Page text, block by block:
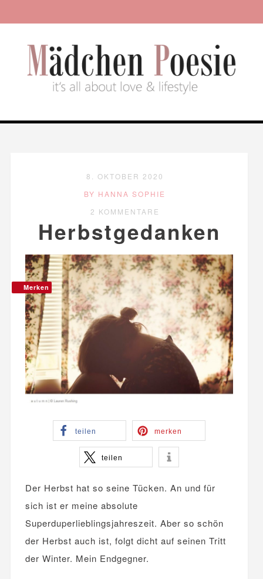
8. OKTOBER 2020
BY HANNA SOPHIE
2 KOMMENTARE
Herbstgedanken
teilen merken
teilen
Der Herbst hat so seine Tücken. An und für
sich ist er meine absolute
Superduperlieblingsjahreszeit. Aber so schön
der Herbst auch ist, folgt dicht auf seinen Tritt
der Winter. Mein Endgegner.
Merken